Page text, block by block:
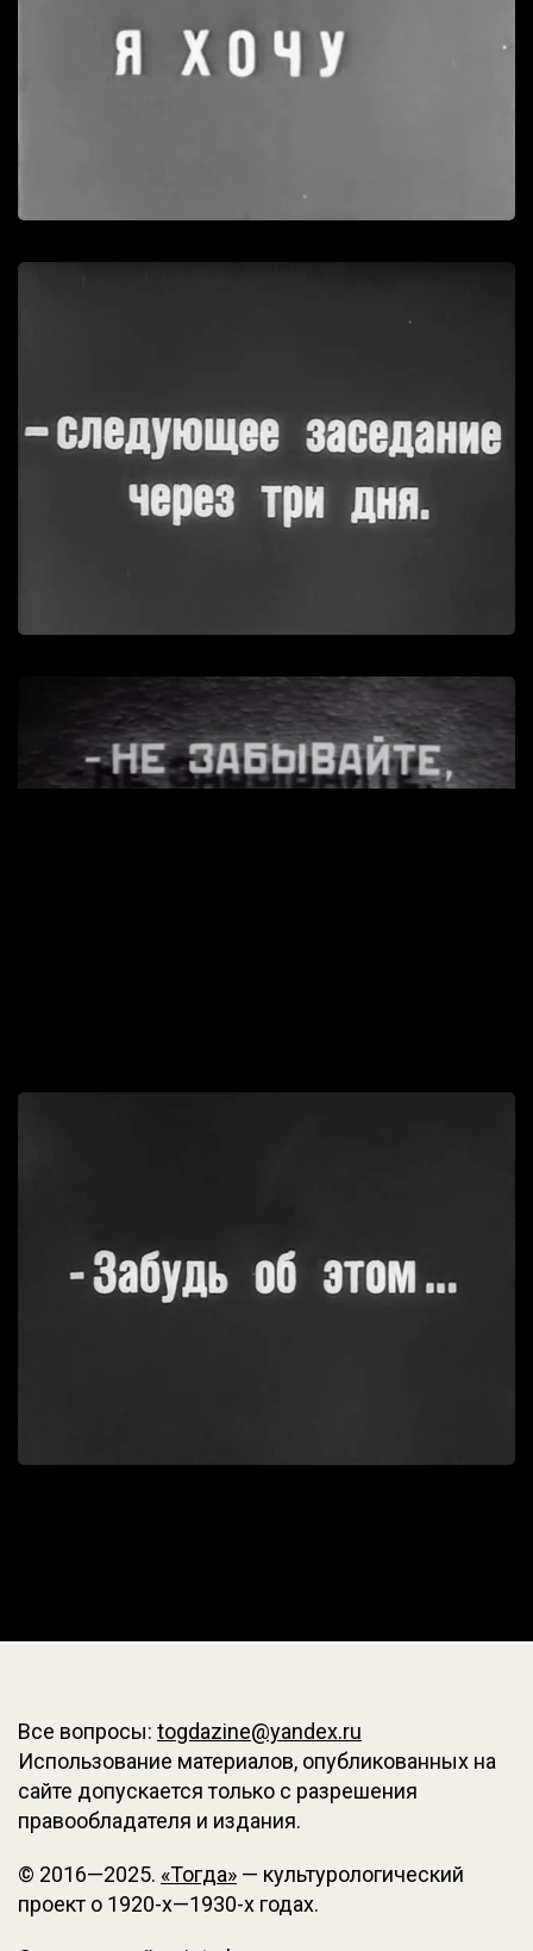
Все вопросы: togdazine@yandex.ru
Использование материалов, опубликованных на
сайте допускается только с разрешения
правообладателя и издания.
© 2016—2025. «Тогда» — культурологический
проект о 1920-х—1930-х годах.